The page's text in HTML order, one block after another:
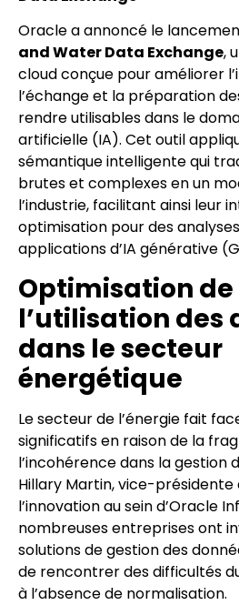
Oracle a annoncé le
and Water Data Exchange,
cloud conçue pour améliorer
l’échange et la préparation
rendre utilisables dans le
artificielle (IA). Cet outil
sémantique intelligente qui
brutes et complexes en un
l’industrie, facilitant ainsi leur
optimisation pour des
applications d’IA générative
Optimisation de
l’utilisation des
dans le secteur
énergétique
Le secteur de l’énergie fait
significatifs en raison de la
l’incohérence dans la gestion
Hillary Martin, vice-présidente
l’innovation au sein d’Oracle
nombreuses entreprises ont
solutions de gestion des
de rencontrer des difficultés
à l’absence de normalisation.